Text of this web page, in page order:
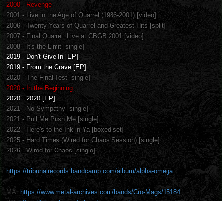
2000 - Revenge
2001 - Live in the Age of Quarrel (1986-2001) [video]
2006 - Twenty Years of Quarrel and Greatest Hits [split]
2007 - Final Quarrel: Live at CBGB 2001 [video]
2008 - It's the Limit [single]
2019 - Don't Give In [EP]
2019 - From the Grave [EP]
2020 - The Final Test [single]
2020 - In the Beginning
2020 - 2020 [EP]
2021 - No Sympathy [single]
2021 - Pull Me Push Me [single]
2022 - Here's to the Ink in Ya [boxed set]
2025 - Hard Times (Wired for Chaos Session) [single]
2026 - Wired for Chaos [single]
https://tribunalrecords.bandcamp.com/album/alpha-omega
MA: https://www.metal-archives.com/bands/Cro-Mags/15184